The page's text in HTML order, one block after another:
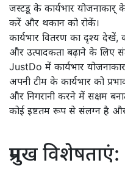
जस्टडू के कार्यभार योजनाकार्
करें और थकान को रोकें।
कार्यभार वितरण का दृश्य देखें,
और उत्पादकता बढ़ाने के लिए
JustDo में कार्यभार
अपनी टीम के कार्यभार को
और निगरानी करने में सक्षम
कोई इष्टतम रूप से संलग्न है और
प्रमुख विशेषताएं: